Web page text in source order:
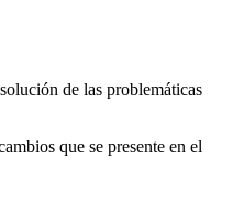
de las problemáticas
que se presente en el